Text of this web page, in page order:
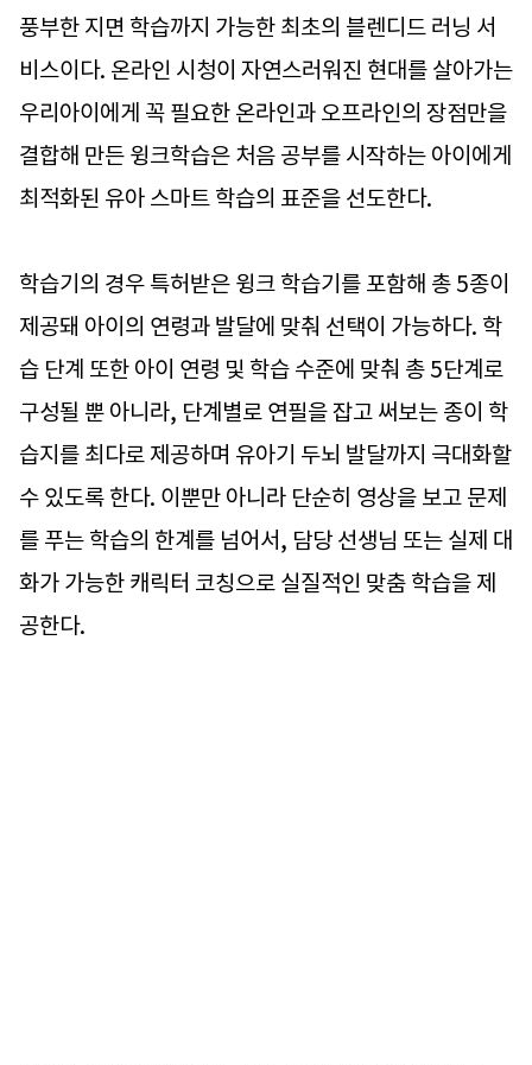
풍부한 지면 학습까지 가능한 최초의 블렌디드 러닝 서
비스이다. 온라인 시청이 자연스러워진 현대를 살아가는
우리아이에게 꼭 필요한 온라인과 오프라인의 장점만을
결합해 만든 윙크학습은 처음 공부를 시작하는 아이에게
최적화된 유아 스마트 학습의 표준을 선도한다.
학습기의 경우 특허받은 윙크 학습기를 포함해 총 5종이
제공돼 아이의 연령과 발달에 맞춰 선택이 가능하다. 학
습 단계 또한 아이 연령 및 학습 수준에 맞춰 총 5단계로
구성될 뿐 아니라, 단계별로 연필을 잡고 써보는 종이 학
습지를 최다로 제공하며 유아기 두뇌 발달까지 극대화할
수 있도록 한다. 이뿐만 아니라 단순히 영상을 보고 문제
를 푸는 학습의 한계를 넘어서, 담당 선생님 또는 실제 대
화가 가능한 캐릭터 코칭으로 실질적인 맞춤 학습을 제
공한다.